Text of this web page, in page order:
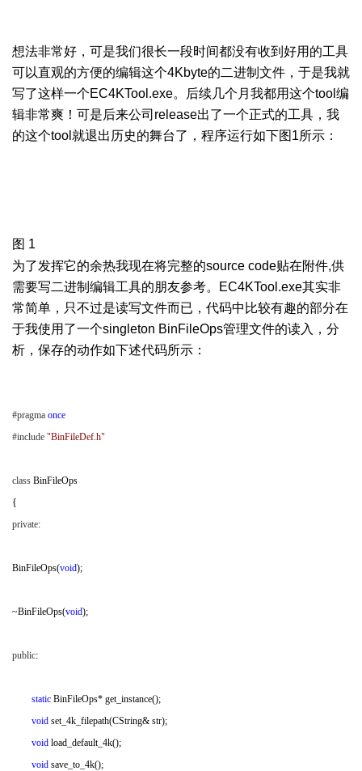
想法非常好，可是我们很长一段时间都没有收到好用的工具
可以直观的方便的编辑这个4Kbyte的二进制文件，于是我就
写了这样一个EC4KTool.exe。后续几个月我都用这个tool 编
辑非常爽！可是后来公司 release出了一个正式的工具，我
的这个tool 就退出历史的舞台了，程序运行如下图1所示：
图 1
为了发挥它的余热我现在将完整的source code贴在附件,供
需要写二进制编辑工具的朋友参考。
EC4KTool.exe其实非
常简单，只不过是读写文件而已，代码中比较有趣的部分在
于我使用了一个singleton BinFileOps管理文件的读入，分
析，保存的动作如下述代码所示：
#pragma once
#include "BinFileDef.h"
class BinFileOps
{
private:
BinFileOps(void);
~BinFileOps(void);
public:
static BinFileOps* get_instance();
void set_4k_filepath(CString& str);
void load_default_4k();
void save_to_4k();